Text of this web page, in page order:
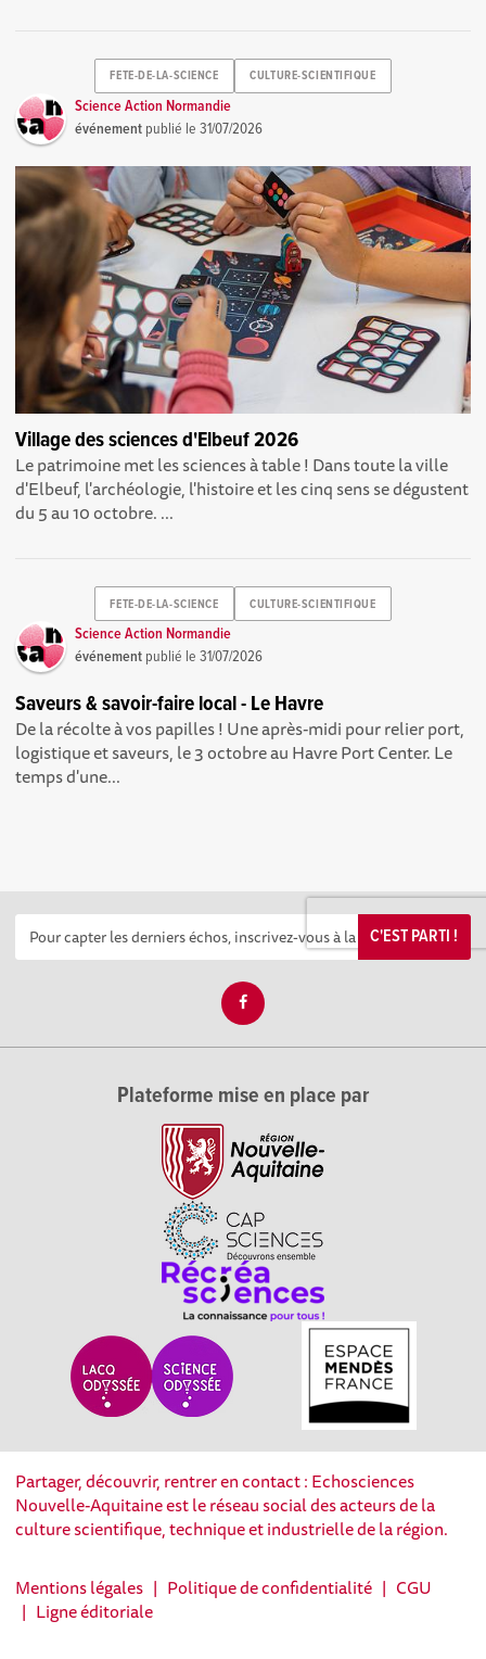
FETE-DE-LA-SCIENCE CULTURE-SCIENTIFIQUE
Science Action Normandie
événement publié le31/07/2026
Village des sciences d'Elbeuf 2026
Le patrimoine met les sciences à table ! Dans toute la ville
d'Elbeuf, l'archéologie, l'histoire et les cinq sens se dégustent
du 5 au 10 octobre. ...
FETE-DE-LA-SCIENCE CULTURE-SCIENTIFIQUE
Science Action Normandie
événement publié le31/07/2026
Saveurs & savoir-faire local - Le Havre
De la récolte à vos papilles ! Une après-midi pour relier port,
logistique et saveurs, le 3 octobre au Havre Port Center. Le
temps d'une...
C'EST PARTI !
Plateforme mise en place par
Partager, découvrir, rentrer en contact : Echosciences
Nouvelle-Aquitaine est le réseau social des acteurs de la
culture scientifique, technique et industrielle de la région.
Mentions légales | Politique de confidentialité | CGU
| Ligne éditoriale